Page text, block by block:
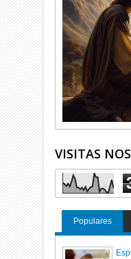
VISITAS
Populares